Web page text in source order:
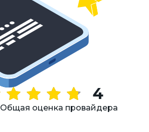
4
Общая оценка провайдера